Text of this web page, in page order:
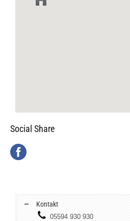
Social Share
Kontakt
05594 930 930